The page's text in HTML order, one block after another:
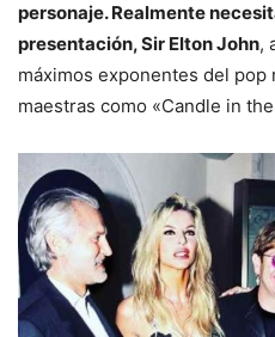
personaje. Realmente
presentación, Sir Elton John,
máximos exponentes del pop
maestras como «Candle in